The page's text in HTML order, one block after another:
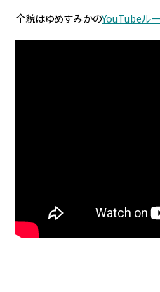
全貌はゆめすみかのYouTubeル